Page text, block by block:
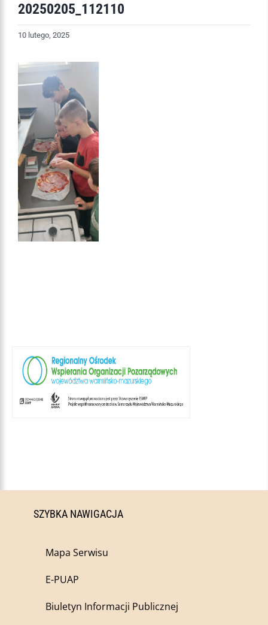
20250205_112110
10 lutego, 2025
SZYBKA NAWIGACJA
Mapa Serwisu
E-PUAP
Biuletyn Informacji Publicznej